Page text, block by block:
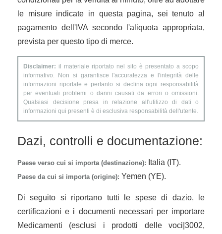
le misure indicate in questa pagina, sei tenuto al
pagamento dell'IVA secondo l'aliquota appropriata,
prevista per questo tipo di merce.
Disclaimer: il materiale riportato nel sito è presentato a scopo
informativo. Non si garantisce l'accuratezza e l'integrità delle
informazioni riportate e pertanto si declina ogni responsabilità
per eventuali problemi o danni causati da errori o omissioni.
Qualsiasi decisione presa in relazione all'utilizzo di dati o
informazioni qui presenti è di esclusiva responsabilità dell'utente.
Dazi, controlli e documentazione:
Paese verso cui si importa (destinazione): Italia (IT).
Paese da cui si importa (origine): Yemen (YE).
Di seguito si riportano tutti le spese di dazio, le
certificazioni e i documenti necessari per importare
Medicamenti (esclusi i prodotti delle voci|3002,